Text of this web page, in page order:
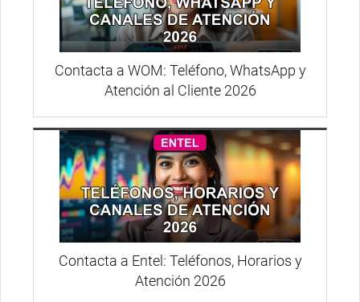
Contacta a WOM: Teléfono, WhatsApp y
Atención al Cliente 2026
Contacta a Entel: Teléfonos, Horarios y
Atención 2026